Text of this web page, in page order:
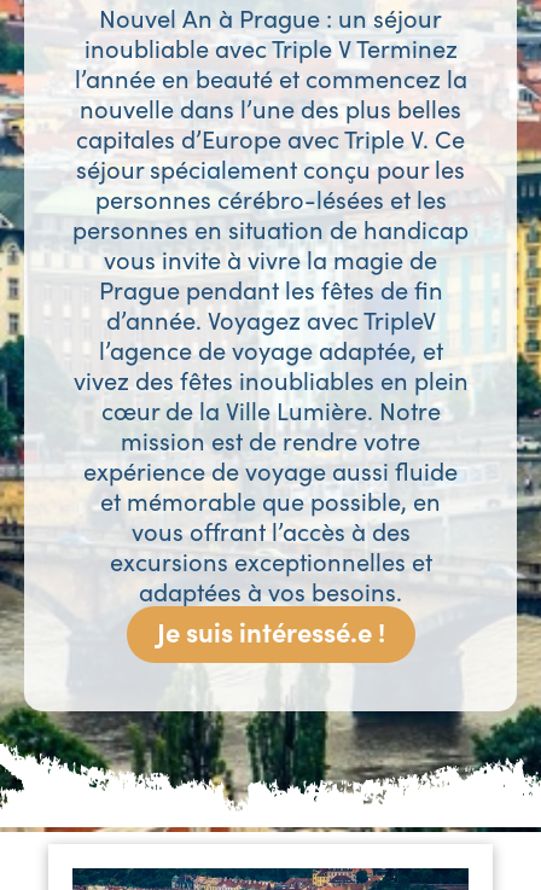
Nouvel An à Prague : un séjour
inoubliable avec Triple V Terminez
l’année en beauté et commencez la
nouvelle dans l’une des plus belles
capitales d’Europe avec Triple V. Ce
séjour spécialement conçu pour les
personnes cérébro-lésées et les
personnes en situation de handicap
vous invite à vivre la magie de
Prague pendant les fêtes de fin
d’année. Voyagez avec TripleV
l’agence de voyage adaptée, et
vivez des fêtes inoubliables en plein
cœur de la Ville Lumière. Notre
mission est de rendre votre
expérience de voyage aussi fluide
et mémorable que possible, en
vous offrant l’accès à des
excursions exceptionnelles et
adaptées à vos besoins.
Je suis intéressé.e !